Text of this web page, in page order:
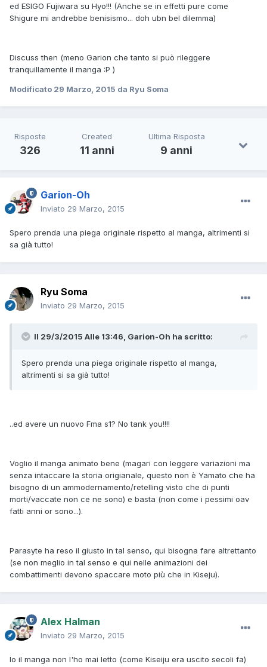
ed ESIGO Fujiwara su Hyo!!! (Anche se in effetti pure come
Shigure mi andrebbe benisismo... doh ubn bel dilemma)
Discuss then (meno Garion che tanto si può rileggere
tranquillamente il manga :P )
Modificato 29 Marzo, 2015 da Ryu Soma
Risposte
326
Created
11 anni
Ultima Risposta
9 anni
Garion-Oh
Inviato 29 Marzo, 2015
Spero prenda una piega originale rispetto al manga, altrimenti si
sa già tutto!
Ryu Soma
Inviato 29 Marzo, 2015
Il 29/3/2015 Alle 13:46, Garion-Oh ha scritto:
Spero prenda una piega originale rispetto al manga,
altrimenti si sa già tutto!
..ed avere un nuovo Fma s1? No tank you!!!!
Voglio il manga animato bene (magari con leggere variazioni ma
senza intaccare la storia origianale, questo non è Yamato che ha
bisogno di un ammodernamento/retelling visto che di punti
morti/vaccate non ce ne sono) e basta (non come i pessimi oav
fatti anni or sono...).
Parasyte ha reso il giusto in tal senso, qui bisogna fare altrettanto
(se non meglio in tal senso e qui nelle animazioni dei
combattimenti devono spaccare moto più che in Kiseju).
Alex Halman
Inviato 29 Marzo, 2015
Io il manga non l'ho mai letto (come Kiseiju era uscito secoli fa)